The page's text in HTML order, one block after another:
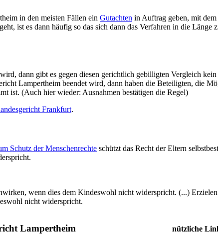
in den meisten Fällen ein Gutachten in Auftrag geben, mit
ist es dann häufig so das sich dann das Verfahren in die Länge
dann gibt es gegen diesen gerichtlich gebilligten Vergleich
Lampertheim beendet wird, dann haben die Beteiligten, die
ist. (Auch hier wieder: Ausnahmen bestätigen die Regel)
Frankfurt.
Schutz der Menschenrechte schützt das Recht der Eltern
wenn dies dem Kindeswohl nicht widerspricht. (...)
nicht widerspricht.
Lampertheim nützliche